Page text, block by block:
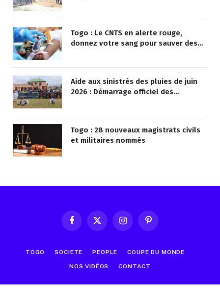
Togo : Le CNTS en alerte rouge,
donnez votre sang pour sauver des
Aide aux sinistrés des pluies de juin
2026 : Démarrage officiel des
Togo : 28 nouveaux magistrats civils
et militaires nommés
FacebookX
InstagramPinterest
TOGO SOCIETE PEOPLE COUPE DU MONDE
NOS VIDÉOS CONTACT